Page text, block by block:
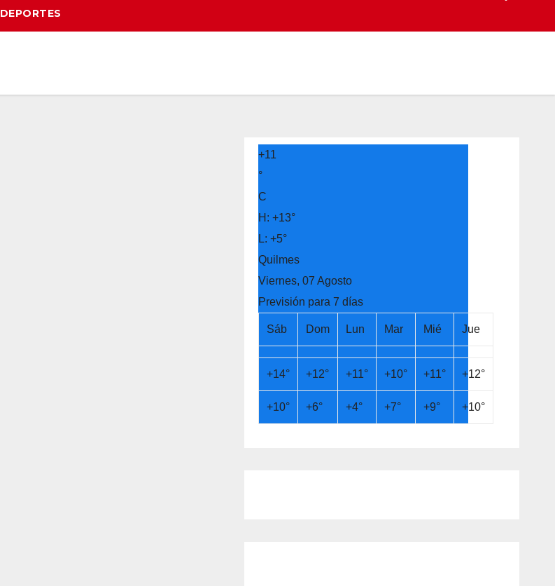
DEPORTES
+11
°
C
H:+13°
L:+5°
Quilmes
Viernes, 07 Agosto
Previsión para 7 días
Sáb Dom Lun Mar Mié Jue
+14° +12° +11° +10° +11° +12°
+10° +6° +4° +7° +9° +10°